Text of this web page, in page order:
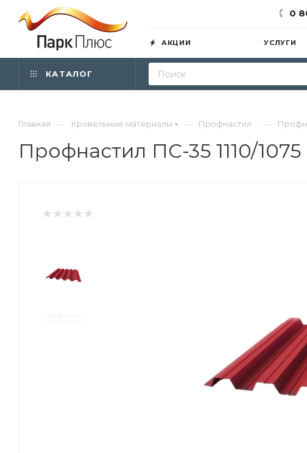
0
АКЦИИ УСЛУГИ
КАТАЛОГ
Главная — Кровельные материалы — Профнастил —
Профнастил ПС-35 1110/